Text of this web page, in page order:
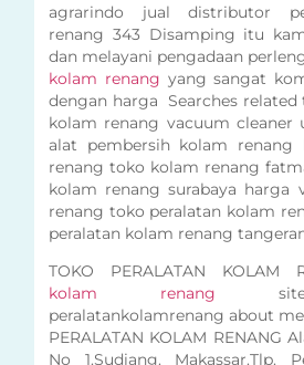
agrarindo jual distributor
renang 343 Disamping itu
dan melayani pengadaan
kolam renang yang sangat
dengan harga Searches
kolam renang vacuum cleaner
alat pembersih kolam renang
renang toko kolam renang
kolam renang surabaya harga
renang toko peralatan kolam
peralatan kolam renang
TOKO PERALATAN KOLAM
kolam renang
peralatankolamrenang about me
PERALATAN KOLAM RENANG
No 1.Sudiang. Makassar.Tlp.